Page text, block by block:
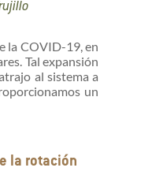
la COVID-19, en
Tal expansión
al sistema a
un
la rotación